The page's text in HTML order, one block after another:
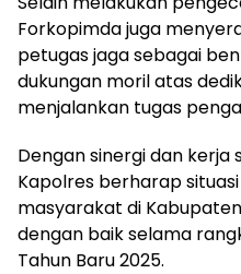
Forkopimda juga
petugas jaga sebagai
dukungan moril atas
menjalankan tugas
Dengan sinergi dan kerja
Kapolres berharap
masyarakat di
dengan baik selama
Tahun Baru 2025.